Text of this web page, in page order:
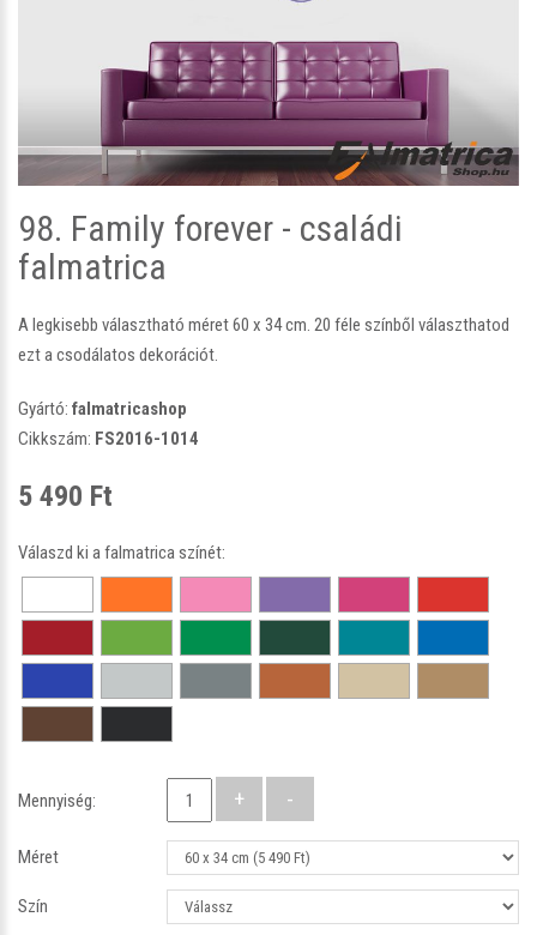
98. Family forever - családi
falmatrica
A legkisebb választható méret 60 x 34 cm. 20 féle színből választhatod
ezt a csodálatos dekorációt.
Gyártó: falmatricashop
Cikkszám: FS2016-1014
5 490 Ft
Válaszd ki a falmatrica színét:
Mennyiség:
Méret
Szín